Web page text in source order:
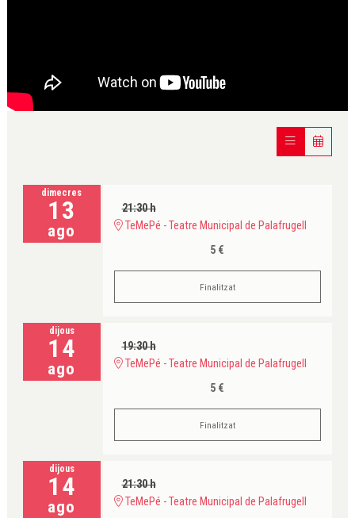
dimecres
13
ago
21:30 h
TeMePé - Teatre Municipal de Palafrugell
5 €
Finalitzat
dijous
14
ago
19:30 h
TeMePé - Teatre Municipal de Palafrugell
5 €
Finalitzat
dijous
14
ago
21:30 h
TeMePé - Teatre Municipal de Palafrugell